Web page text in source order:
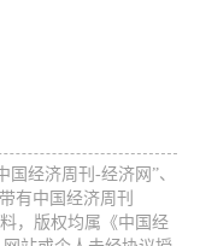
经济周刊-经济网”、
有中国经济周刊
，版权均属《中国经